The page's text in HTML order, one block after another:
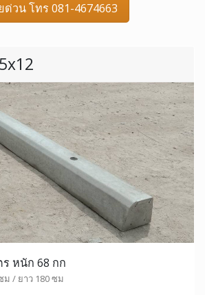
ด่วน โทร 081-4674663
ร หนัก 68 กก
ม / ยาว 180 ซม